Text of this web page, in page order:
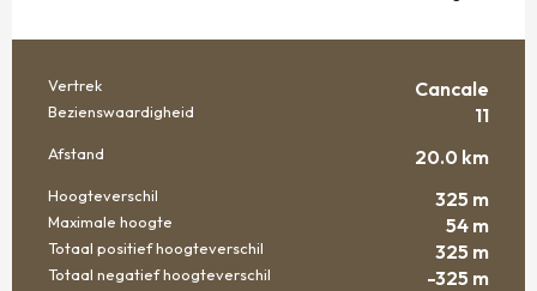
PRAKTISCHE INFORMATIE
Vertrek Cancale
Bezienswaardigheid 11
Afstand 20.0 km
Hoogteverschil 325 m
Maximale hoogte 54 m
Totaal positief hoogteverschil 325 m
Totaal negatief hoogteverschil
-325 m